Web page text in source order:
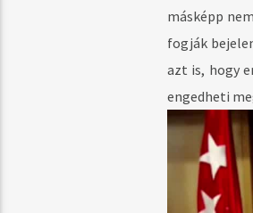
másképp
fogják
azt is, hogy
engedheti